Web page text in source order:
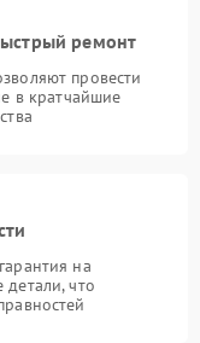
ремонт
провести
в кратчайшие
на
что